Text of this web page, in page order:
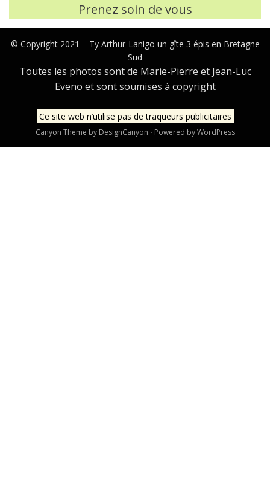
Prenez soin de vous
© Copyright 2021 – Ty Arthur-Lanigo un gîte 3 épis en Bretagne
Sud
Toutes les photos sont de Marie-Pierre et Jean-Luc
Eveno et sont soumises à copyright
Ce site web n’utilise pas de traqueurs publicitaires
Canyon Theme by DesignCanyon ⋅ Powered byWordPress